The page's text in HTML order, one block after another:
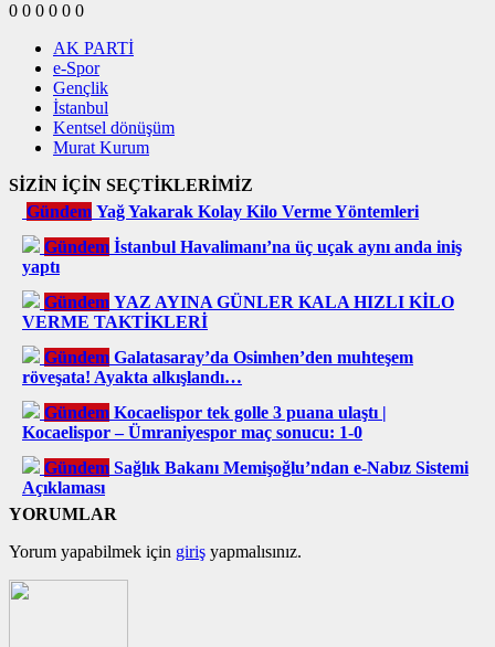
0 0 0 0 0 0
AK PARTİ
e-Spor
Gençlik
İstanbul
Kentsel dönüşüm
Murat Kurum
SİZİN İÇİN SEÇTİKLERİMİZ
Gündem Yağ Yakarak Kolay Kilo Verme Yöntemleri
Gündem İstanbul Havalimanı’na üç uçak aynı anda iniş
yaptı
Gündem YAZ AYINA GÜNLER KALA HIZLI KİLO
VERME TAKTİKLERİ
Gündem Galatasaray’da Osimhen’den muhteşem
röveşata! Ayakta alkışlandı…
Gündem Kocaelispor tek golle 3 puana ulaştı |
Kocaelispor – Ümraniyespor maç sonucu: 1-0
Gündem Sağlık Bakanı Memişoğlu’ndan e-Nabız Sistemi
Açıklaması
YORUMLAR
Yorum yapabilmek için giriş yapmalısınız.